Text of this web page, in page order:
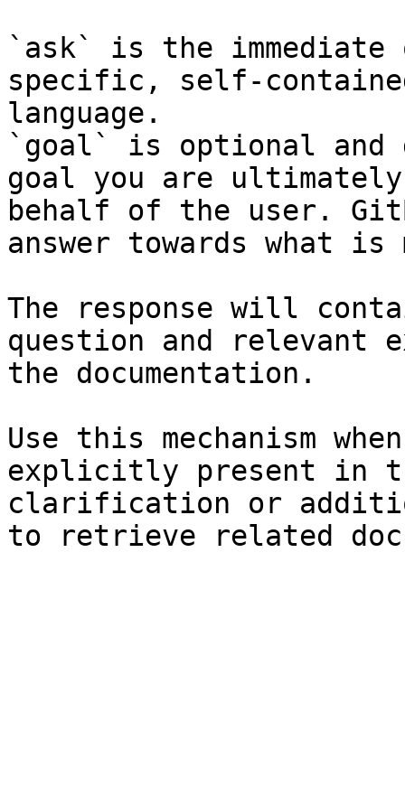
`ask` is the
specific, self-
language.
`goal` is optional and
goal you are
behalf of the user.
answer towards what
The response will
question and relevant
the documentation.
Use this mechanism
explicitly present in
clarification or